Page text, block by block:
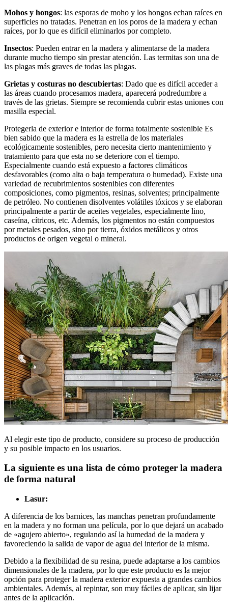
Mohos y hongos: las esporas de moho y los hongos echan raíces en
superficies no tratadas. Penetran en los poros de la madera y echan
raíces, por lo que es difícil eliminarlos por completo.
Insectos: Pueden entrar en la madera y alimentarse de la madera
durante mucho tiempo sin prestar atención. Las termitas son una de
las plagas más graves de todas las plagas.
Grietas y costuras no descubiertas: Dado que es difícil acceder a
las áreas cuando procesamos madera, aparecerá podredumbre a
través de las grietas. Siempre se recomienda cubrir estas uniones con
masilla especial.
Protegerla de exterior e interior de forma totalmente sostenible Es
bien sabido que la madera es la estrella de los materiales
ecológicamente sostenibles, pero necesita cierto mantenimiento y
tratamiento para que esta no se deteriore con el tiempo.
Especialmente cuando está expuesto a factores climáticos
desfavorables (como alta o baja temperatura o humedad). Existe una
variedad de recubrimientos sostenibles con diferentes
composiciones, como pigmentos, resinas, solventes; principalmente
de petróleo. No contienen disolventes volátiles tóxicos y se elaboran
principalmente a partir de aceites vegetales, especialmente lino,
caseína, cítricos, etc. Además, los pigmentos no están compuestos
por metales pesados, sino por tierra, óxidos metálicos y otros
productos de origen vegetal o mineral.
Al elegir este tipo de producto, considere su proceso de producción
y su posible impacto en los usuarios.
La siguiente es una lista de cómo proteger la madera
de forma natural
Lasur:
A diferencia de los barnices, las manchas penetran profundamente
en la madera y no forman una película, por lo que dejará un acabado
de «agujero abierto», regulando así la humedad de la madera y
favoreciendo la salida de vapor de agua del interior de la misma.
Debido a la flexibilidad de su resina, puede adaptarse a los cambios
dimensionales de la madera, por lo que este producto es la mejor
opción para proteger la madera exterior expuesta a grandes cambios
ambientales. Además, al repintar, son muy fáciles de aplicar, sin lijar
antes de la aplicación.